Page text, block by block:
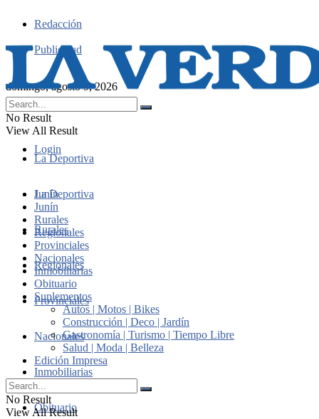
Redacción
Publicidad
domingo, agosto 9, 2026
Login
No Result
View All Result
La Deportiva
Junín
Rurales
Regionales
Provinciales
Nacionales
Inmobiliarias
Obituario
La Deportiva
Junín
Rurales
Regionales
Provinciales
Nacionales
Inmobiliarias
Obituario
Suplementos
Autos | Motos | Bikes
Construcción | Deco | Jardín
Gastronomía | Turismo | Tiempo Libre
Salud | Moda | Belleza
Edición Impresa
No Result
View All Result